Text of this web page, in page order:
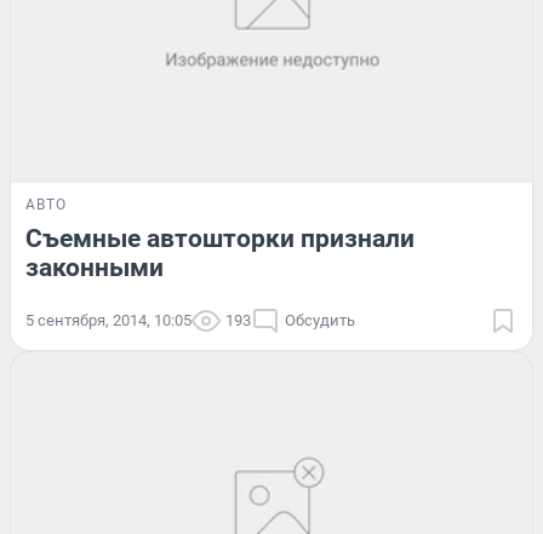
АВТО
Съемные автошторки признали
законными
5 сентября, 2014, 10:05 193 Обсудить